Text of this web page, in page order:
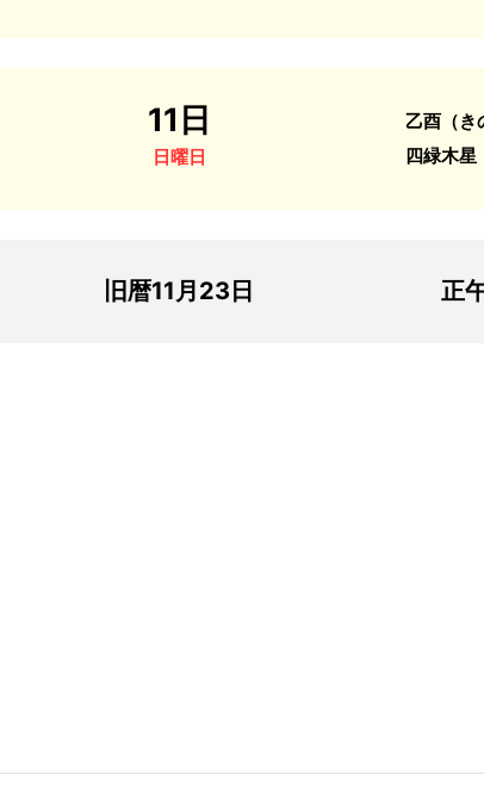
11日
日曜日
乙酉（き
四緑木星
旧暦11月23日 正